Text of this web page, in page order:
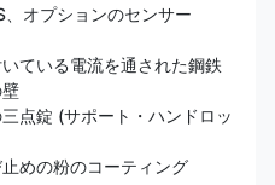
、オプションのセンサー
ている電流を通された鋼鉄
点錠 (サポート・ハンドロッ
めの粉のコーティング